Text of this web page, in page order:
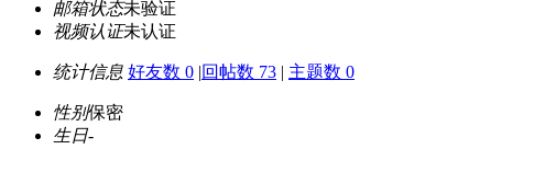
邮箱状态未验证
视频认证未认证
统计信息 好友数 0 |回帖数 73 | 主题数 0
性别保密
生日-